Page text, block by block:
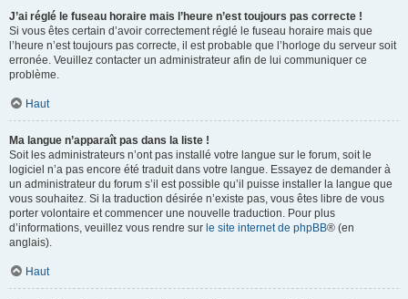
J’ai réglé le fuseau horaire mais l’heure n’est toujours pas correcte !
Si vous êtes certain d’avoir correctement réglé le fuseau horaire mais que
l’heure n’est toujours pas correcte, il est probable que l’horloge du serveur soit
erronée. Veuillez contacter un administrateur afin de lui communiquer ce
problème.
Haut
Ma langue n’apparaît pas dans la liste !
Soit les administrateurs n’ont pas installé votre langue sur le forum, soit le
logiciel n’a pas encore été traduit dans votre langue. Essayez de demander à
un administrateur du forum s’il est possible qu’il puisse installer la langue que
vous souhaitez. Si la traduction désirée n’existe pas, vous êtes libre de vous
porter volontaire et commencer une nouvelle traduction. Pour plus
d’informations, veuillez vous rendre sur le site internet de phpBB® (en
anglais).
Haut